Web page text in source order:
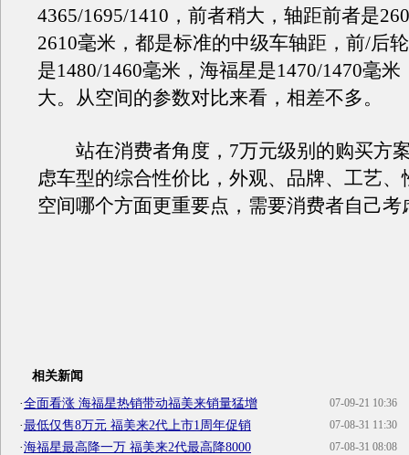
4365/1695/1410，前者稍大，轴距前者是
2610毫米，都是标准的中级车轴距，前/后
是1480/1460毫米，海福星是1470/1470毫米
大。从空间的参数对比来看，相差不多。
站在消费者角度，7万元级别的购买方
虑车型的综合性价比，外观、品牌、工艺、
空间哪个方面更重要点，需要消费者自己考
相关新闻
07-09-21 10:36
·全面看涨 海福星热销带动福美来销量猛增
07-08-31 11:30
·最低仅售8万元 福美来2代上市1周年促销
07-08-31 08:08
·海福星最高降一万 福美来2代最高降8000